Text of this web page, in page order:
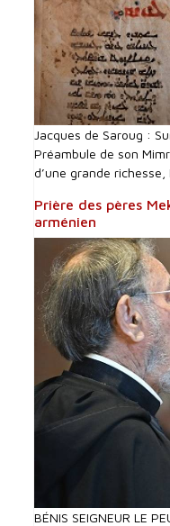
Jacques de Saroug :
Préambule de son
d’une grande richesse,
Prière des pères
arménien
BÉNIS SEIGNEUR LE